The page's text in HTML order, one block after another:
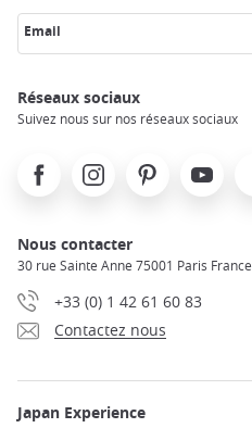
Email
Réseaux sociaux
Suivez nous sur nos réseaux sociaux
FacebookInstagramPinterest Youtube
Nous contacter
30 rue Sainte Anne 75001 Paris France
+33 (0) 1 42 61 60 83
Contactez nous
Japan Experience